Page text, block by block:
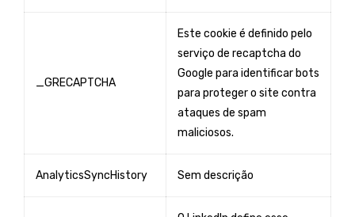
_GRECAPTCHA
Este cookie é definido pelo
serviço de recaptcha do
Google para identificar bots
para proteger o site contra
ataques de spam
maliciosos.
AnalyticsSyncHistory Sem descrição